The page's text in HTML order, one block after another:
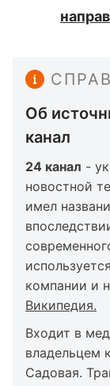
Об
канал
24 канал -
новостной
имел
компании и
Википедия.
Входит в
владельцем
Садовая.